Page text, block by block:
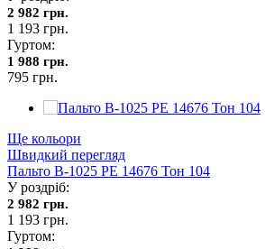
2 982 грн.
1 193 грн.
Гуртом:
1 988 грн.
795 грн.
Ще кольори
Швидкий перегляд
Пальто В-1025 PE 14676 Тон 104
У роздріб:
2 982 грн.
1 193 грн.
Гуртом: